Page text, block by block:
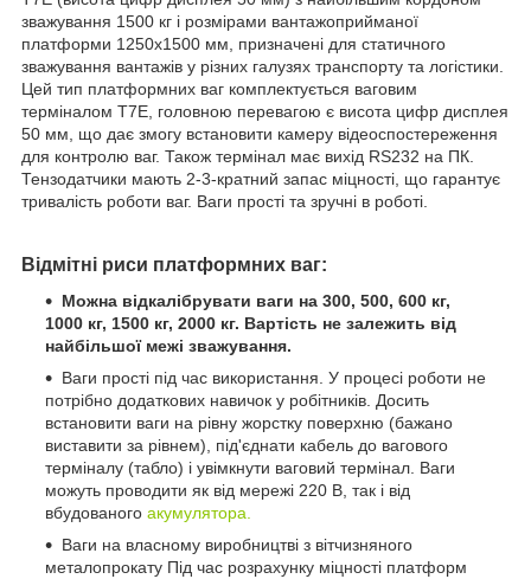
зважування 1500 кг і розмірами вантажоприйманої
платформи 1250х1500 мм, призначені для статичного
зважування вантажів у різних галузях транспорту та логістики.
Цей тип платформних ваг комплектується ваговим
терміналом T7E, головною перевагою є висота цифр дисплея
50 мм, що дає змогу встановити камеру відеоспостереження
для контролю ваг. Також термінал має вихід RS232 на ПК.
Тензодатчики мають 2-3-кратний запас міцності, що гарантує
тривалість роботи ваг. Ваги прості та зручні в роботі.
Відмітні риси платформних ваг:
Можна відкалібрувати ваги на 300, 500, 600 кг,
1000 кг, 1500 кг, 2000 кг. Вартість не залежить від
найбільшої межі зважування.
Ваги прості під час використання. У процесі роботи не
потрібно додаткових навичок у робітників. Досить
встановити ваги на рівну жорстку поверхню (бажано
виставити за рівнем), під'єднати кабель до вагового
терміналу (табло) і увімкнути ваговий термінал. Ваги
можуть проводити як від мережі 220 В, так і від
вбудованого акумулятора.
Ваги на власному виробництві з вітчизняного
металопрокату Під час розрахунку міцності платформ